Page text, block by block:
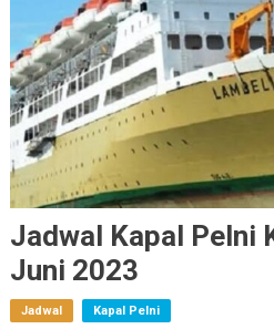
Jadwal Kapal Pelni
Juni 2023
Jadwal Kapal Pelni